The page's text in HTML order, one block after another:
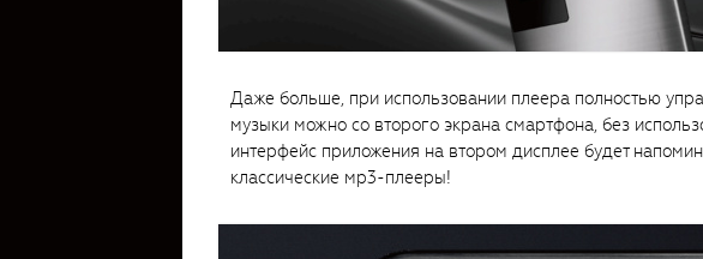
Даже больше, при использовании плеера полностью
музыки можно со второго экрана смартфона, без
интерфейс приложения на втором дисплее будет
классические мр3-плееры!